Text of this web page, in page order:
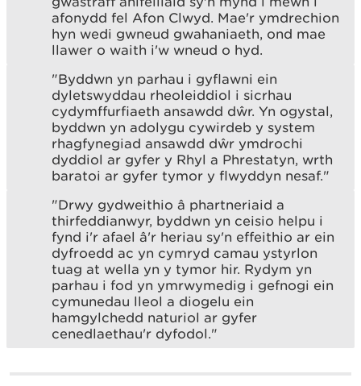
afonydd fel Afon Clwyd. Mae'r ymdrechion
hyn wedi gwneud gwahaniaeth, ond mae
llawer o waith i'w wneud o hyd.
"Byddwn yn parhau i gyflawni ein
dyletswyddau rheoleiddiol i sicrhau
cydymffurfiaeth ansawdd dŵr. Yn ogystal,
byddwn yn adolygu cywirdeb y system
rhagfynegiad ansawdd dŵr ymdrochi
dyddiol ar gyfer y Rhyl a Phrestatyn, wrth
baratoi ar gyfer tymor y flwyddyn nesaf."
"Drwy gydweithio â phartneriaid a
thirfeddianwyr, byddwn yn ceisio helpu i
fynd i'r afael â'r heriau sy'n effeithio ar ein
dyfroedd ac yn cymryd camau ystyrlon
tuag at wella yn y tymor hir. Rydym yn
parhau i fod yn ymrwymedig i gefnogi ein
cymunedau lleol a diogelu ein
hamgylchedd naturiol ar gyfer
cenedlaethau'r dyfodol."